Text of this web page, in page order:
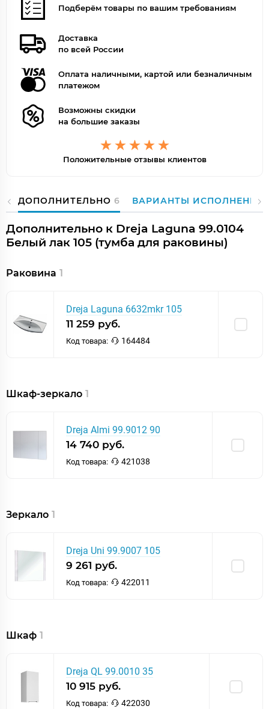
Подберём товары по вашим требованиям
Доставка
по всей России
Оплата наличными, картой или безналичным
платежом
Возможны скидки
на большие заказы
Положительные отзывы клиентов
ДОПОЛНИТЕЛЬНО 6 ВАРИАНТЫ ИСПОЛНЕНИЯ
Дополнительно к Dreja Laguna 99.0104
Белый лак 105 (тумба для раковины)
Раковина 1
Dreja Laguna 6632mkr 105
11 259 руб.
Код товара: 164484
Шкаф-зеркало 1
Dreja Almi 99.9012 90
14 740 руб.
Код товара: 421038
Зеркало 1
Dreja Uni 99.9007 105
9 261 руб.
Код товара: 422011
Шкаф 1
Dreja QL 99.0010 35
10 915 руб.
Код товара: 422030